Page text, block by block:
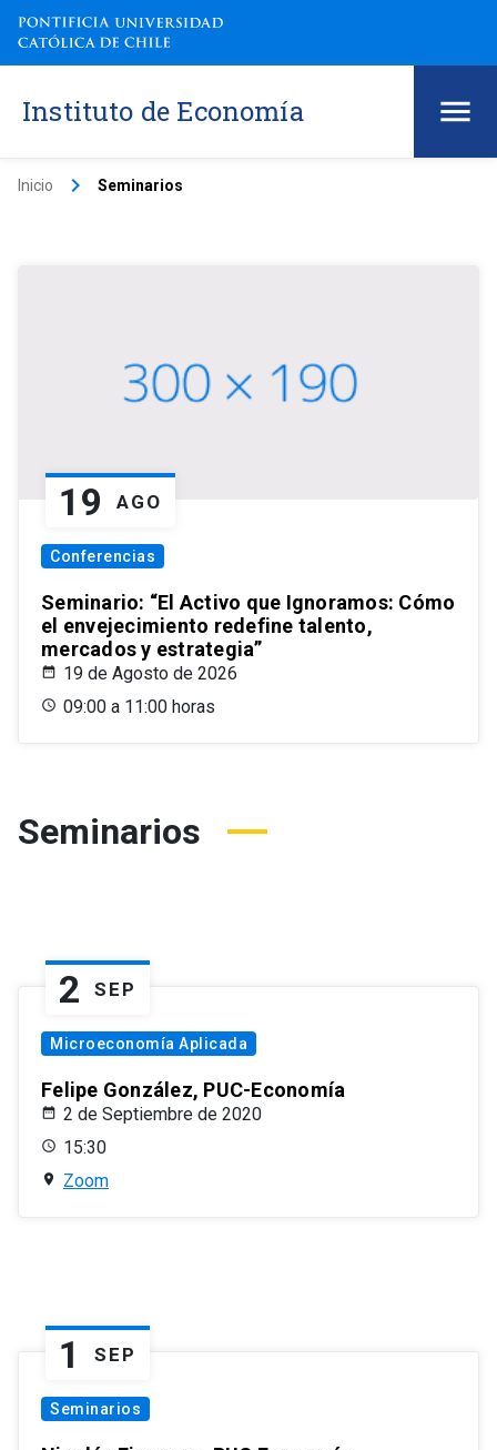
Instituto de Economía
Inicio keyboard_arrow_right Seminarios
19 AGO
Conferencias
Seminario: “El Activo que Ignoramos: Cómo
el envejecimiento redefine talento,
mercados y estrategia”
19 de Agosto de 2026
09:00 a 11:00 horas
Seminarios
2 SEP
Microeconomía Aplicada
Felipe González, PUC-Economía
2 de Septiembre de 2020
15:30
Zoom
1 SEP
Seminarios